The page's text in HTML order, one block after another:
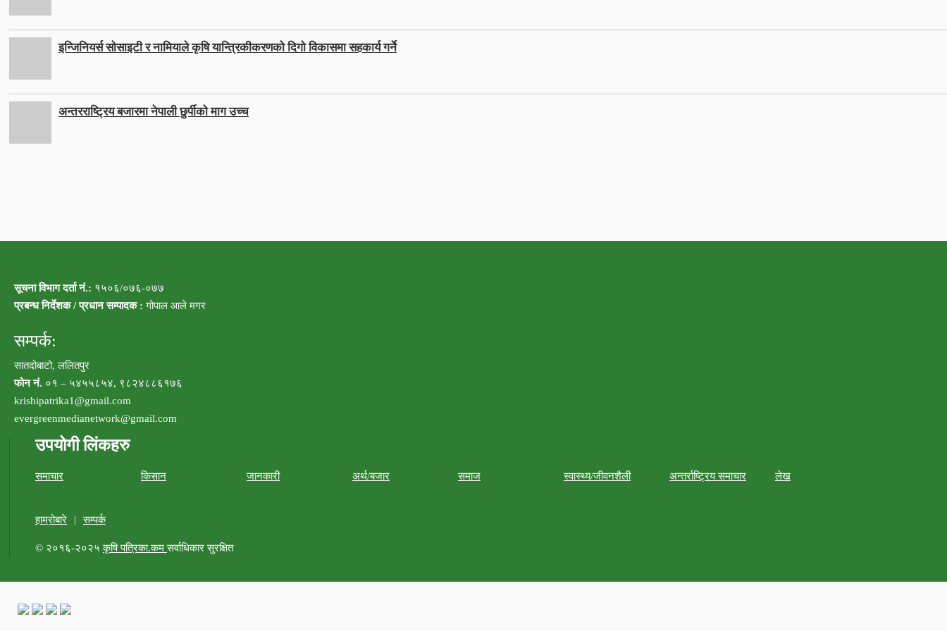
इन्जिनियर्स सोसाइटी र नामियाले कृषि यान्त्रिकीकरणको दिगो विकासमा सहकार्य गर्ने
अन्तरराष्ट्रिय बजारमा नेपाली छुर्पीको माग उच्च
सूचना विभाग दर्ता नं.: १५०६/०७६-०७७
प्रबन्ध निर्देशक / प्रधान सम्पादक : गोपाल आले मगर
सम्पर्क:
सातदोबाटो, ललितपुर
फोन नं. ०१ – ५४५५८५४, ९८२४८८६१७६
krishipatrika1@gmail.com
evergreenmedianetwork@gmail.com
उपयोगी लिंकहरु
समाचार किसान जानकारी अर्थ/बजार समाज स्वास्थ्य/जीवनशैली अन्तर्राष्ट्रिय समाचार लेख
हाम्रोबारे | सम्पर्क
© २०१६-२०२५कृषि पत्रिका.कमसर्वाधिकार सुरक्षित